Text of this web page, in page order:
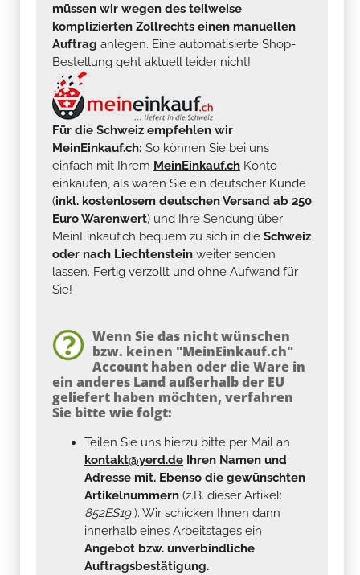
müssen wir wegen des teilweise
komplizierten Zollrechts einen manuellen
Auftrag anlegen. Eine automatisierte Shop-
Bestellung geht aktuell leider nicht!
Für die Schweiz empfehlen wir
MeinEinkauf.ch: So können Sie bei uns
einfach mit Ihrem MeinEinkauf.ch Konto
einkaufen, als wären Sie ein deutscher Kunde
(inkl. kostenlosem deutschen Versand ab 250
Euro Warenwert) und Ihre Sendung über
MeinEinkauf.ch bequem zu sich in die Schweiz
oder nach Liechtenstein weiter senden
lassen. Fertig verzollt und ohne Aufwand für
Sie!
Wenn Sie das nicht wünschen
bzw. keinen "MeinEinkauf.ch"
Account haben oder die Ware in
ein anderes Land außerhalb der EU
geliefert haben möchten, verfahren
Sie bitte wie folgt:
Teilen Sie uns hierzu bitte per Mail an
kontakt@yerd.de Ihren Namen und
Adresse mit. Ebenso die gewünschten
Artikelnummern (z.B. dieser Artikel:
852ES19). Wir schicken Ihnen dann
innerhalb eines Arbeitstages ein
Angebot bzw. unverbindliche
Auftragsbestätigung.